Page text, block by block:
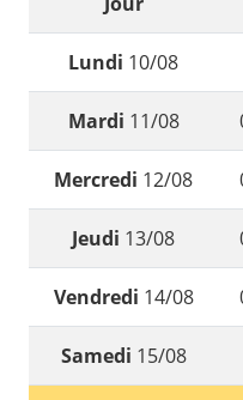
Lundi 10/08
Mardi 11/08
Mercredi 12/08
Jeudi 13/08
Vendredi 14/08
Samedi 15/08